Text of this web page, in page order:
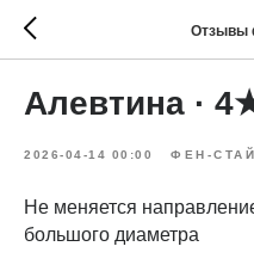
Отзывы
Алевтина ·
2026-04-14 00:00 ФЕН-
Не меняется
большого диаметра